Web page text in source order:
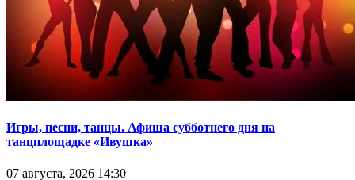
Игры, песни, танцы. Афиша субботнего дня на
танцплощадке «Ивушка»
07 августа, 2026 14:30